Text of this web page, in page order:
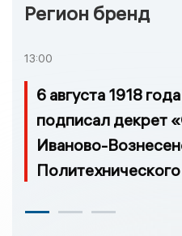
Регион бренд
13:00
6 августа 1918
подписал декрет
Иваново-